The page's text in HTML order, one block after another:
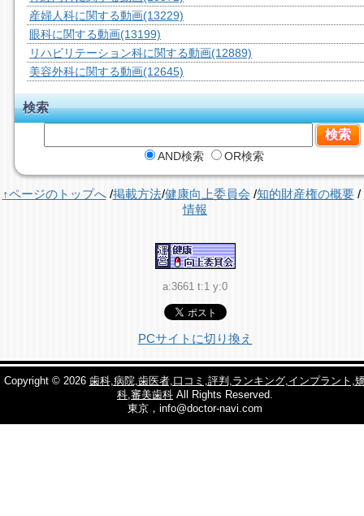
産婦人科に関する動画(13229)
眼科に関する動画(13199)
リハビリテーション科に関する動画(12889)
美容外科に関する動画(12645)
検索
AND検索 OR検索
↑ページのトップへ/掲載方法/健康向上委員会 /知的財産権の概要/
情報
a:3661 t:1 y:0
PCサイトに切り換え
Copyright © 2026 歯科,病院,歯医者,口コミ,評判,ランキング,インプラント,
科,審美歯科 All Rights Reserved.
東京，info@doctor-navi.com